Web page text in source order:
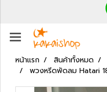
หน้าแรก สินค้าทั้งหมด
พวงหรีดพัดลม Hatari